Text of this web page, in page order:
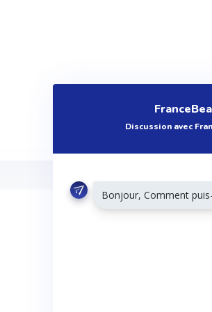
Discussion avec
Bonjour, Comment